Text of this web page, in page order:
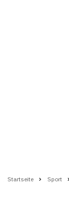
Startseite Sport